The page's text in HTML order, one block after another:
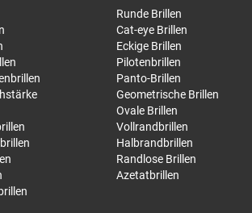
Runde Brillen
Cat-eye Brillen
Eckige Brillen
Pilotenbrillen
Panto-Brillen
Geometrische Brillen
Ovale Brillen
Vollrandbrillen
Halbrandbrillen
Randlose Brillen
Azetatbrillen